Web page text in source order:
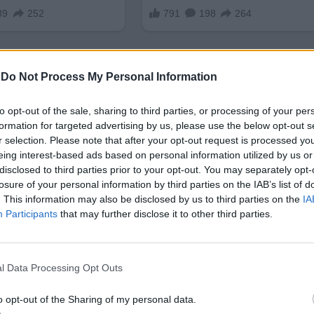
Do Not Process My Personal Information
opt-out of the sale, sharing to third parties, or processing of your
for targeted advertising by us, please use the below opt-out
selection. Please note that after your opt-out request is processed
interest-based ads based on personal information utilized by us
to third parties prior to your opt-out. You may separately
of your personal information by third parties on the IAB’s list of
This information may also be disclosed by us to third parties on the
Participants that may further disclose it to other third parties.
Data Processing Opt Outs
opt-out of the Sharing of my personal data.
„Мир”, на базата на едноименната руска
тях обаче са възможни самов рублии в
като Беларус, Абхазия, Южна Осетия,
с картите „Мир” са Турция, Обединените
за руските картодържатели, след като
алтернатива”.